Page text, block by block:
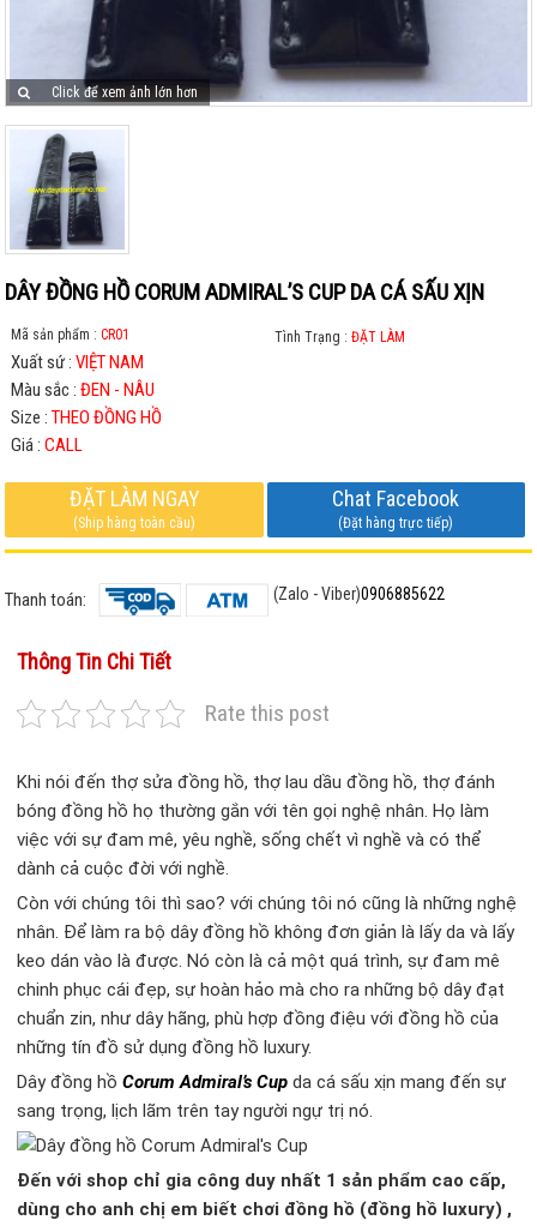
Click để xem ảnh lớn hơn
DÂY ĐỒNG HỒ CORUM ADMIRAL’S CUP DA CÁ SẤU XỊN
Mã sản phẩm :CR01 Tình Trạng : ĐẶT LÀM
Xuất sứ : VIỆT NAM
Màu sắc : ĐEN - NÂU
Size : THEO ĐỒNG HỒ
Giá : CALL
ĐẶT LÀM NGAY
(Ship hàng toàn cầu)
Chat Facebook
(Đặt hàng trực tiếp)
Thanh toán: (Zalo - Viber)0906885622
Thông Tin Chi Tiết
Rate this post
Khi nói đến thợ sửa đồng hồ, thợ lau dầu đồng hồ, thợ đánh
bóng đồng hồ họ thường gắn với tên gọi nghệ nhân. Họ làm
việc với sự đam mê, yêu nghề, sống chết vì nghề và có thể
dành cả cuộc đời với nghề.
Còn với chúng tôi thì sao? với chúng tôi nó cũng là những nghệ
nhân. Để làm ra bộ dây đồng hồ không đơn giản là lấy da và lấy
keo dán vào là được. Nó còn là cả một quá trình, sự đam mê
chinh phục cái đẹp, sự hoàn hảo mà cho ra những bộ dây đạt
chuẩn zin, như dây hãng, phù hợp đồng điệu với đồng hồ của
những tín đồ sử dụng đồng hồ luxury.
Dây đồng hồCorum Admiral’s Cup da cá sấu xịn mang đến sự
sang trọng, lịch lãm trên tay người ngự trị nó.
Đến với shop chỉ gia công duy nhất 1 sản phẩm cao cấp,
dùng cho anh chị em biết chơi đồng hồ (đồng hồ luxury) ,